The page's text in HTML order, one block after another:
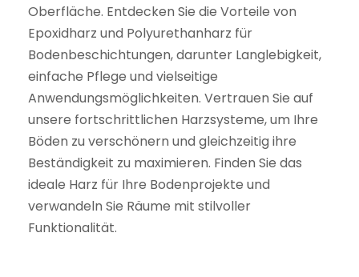
Oberfläche. Entdecken Sie die Vorteile von
Epoxidharz und Polyurethanharz für
Bodenbeschichtungen, darunter Langlebigkeit,
einfache Pflege und vielseitige
Anwendungsmöglichkeiten. Vertrauen Sie auf
unsere fortschrittlichen Harzsysteme, um Ihre
Böden zu verschönern und gleichzeitig ihre
Beständigkeit zu maximieren. Finden Sie das
ideale Harz für Ihre Bodenprojekte und
verwandeln Sie Räume mit stilvoller
Funktionalität.